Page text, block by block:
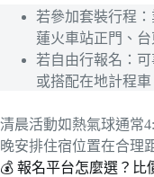
若參加套裝行程
蓮火車站正門、台
若自由行報名：
或搭配在地計程
清晨活動如熱氣球通常
晚安排住宿位置在合理
💰 報名平台怎麼選？比